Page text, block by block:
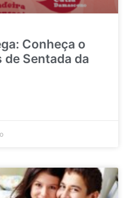
Conheça o
de Sentada da